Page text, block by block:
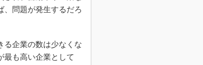
、問題が発生するだろ
企業の数は少なくな
最も高い企業として